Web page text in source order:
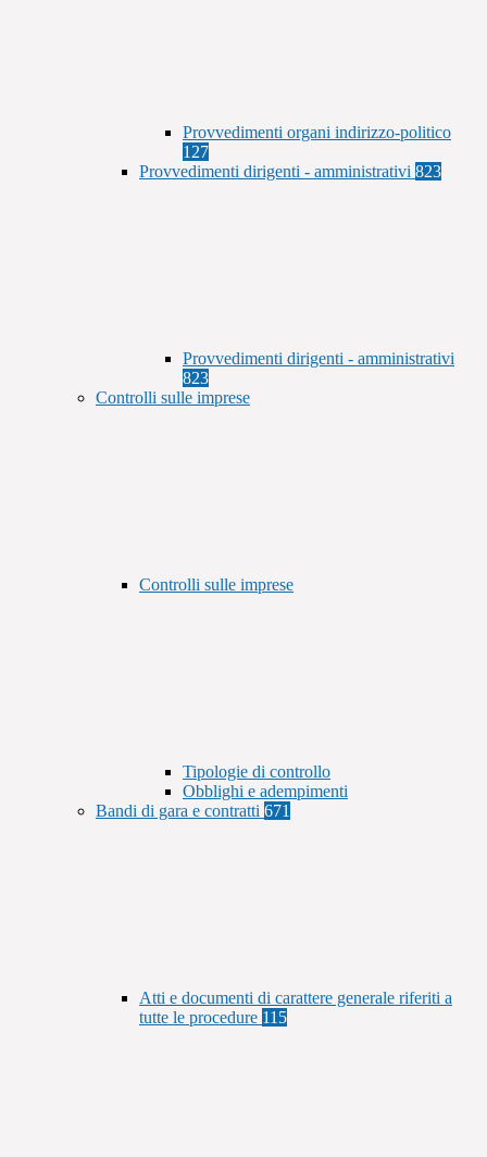
Provvedimenti organi indirizzo-politico
127
Provvedimenti dirigenti - amministrativi 823
Provvedimenti dirigenti - amministrativi
823
Controlli sulle imprese
Controlli sulle imprese
Tipologie di controllo
Obblighi e adempimenti
Bandi di gara e contratti 671
Atti e documenti di carattere generale riferiti a
tutte le procedure 115